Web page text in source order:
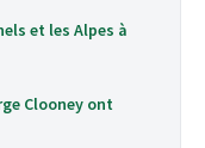
et les Alpes à
Clooney ont